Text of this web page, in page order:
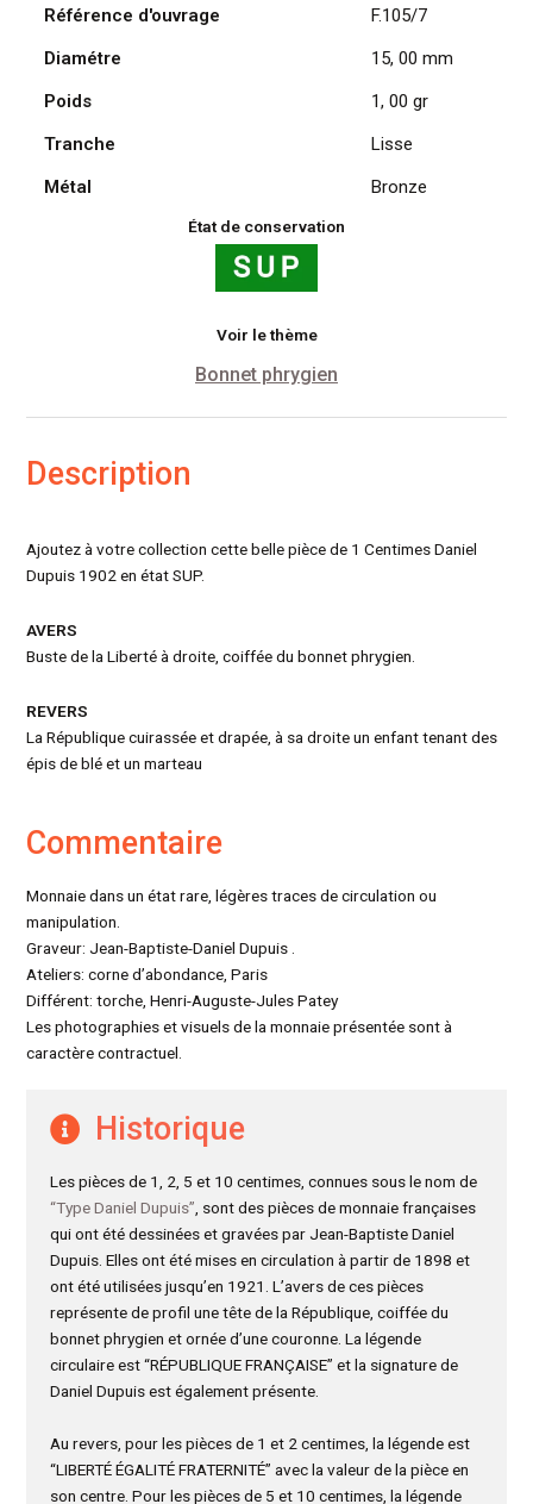
Référence d'ouvrage
F.105/7
Diamétre
15, 00 mm
Poids
1, 00 gr
Tranche
Lisse
Métal
Bronze
État de conservation
Voir le thème
Bonnet phrygien
Description
Ajoutez à votre collection cette belle pièce de 1 Centimes Daniel
Dupuis 1902 en état SUP.
AVERS
Buste de la Liberté à droite, coiffée du bonnet phrygien.
REVERS
La République cuirassée et drapée, à sa droite un enfant tenant des
épis de blé et un marteau
Commentaire
Monnaie dans un état rare, légères traces de circulation ou
manipulation.
Graveur: Jean-Baptiste-Daniel Dupuis .
Ateliers: corne d’abondance, Paris
Différent: torche, Henri-Auguste-Jules Patey
Les photographies et visuels de la monnaie présentée sont à
caractère contractuel.
Historique
Les pièces de 1, 2, 5 et 10 centimes, connues sous le nom de
“Type Daniel Dupuis” , sont des pièces de monnaie françaises
qui ont été dessinées et gravées par Jean-Baptiste Daniel
Dupuis. Elles ont été mises en circulation à partir de 1898 et
ont été utilisées jusqu’en 1921. L’avers de ces pièces
représente de profil une tête de la République, coiffée du
bonnet phrygien et ornée d’une couronne. La légende
circulaire est “RÉPUBLIQUE FRANÇAISE” et la signature de
Daniel Dupuis est également présente.
Au revers, pour les pièces de 1 et 2 centimes, la légende est
“LIBERTÉ ÉGALITÉ FRATERNITÉ” avec la valeur de la pièce en
son centre. Pour les pièces de 5 et 10 centimes, la légende